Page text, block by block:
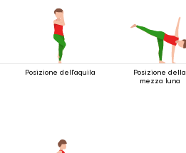
Posizione dell'aquila
Posizione della
mezza luna